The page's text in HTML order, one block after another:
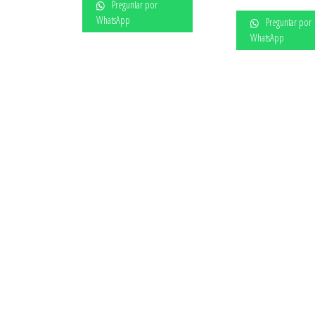
Preguntar por
WhatsApp
Preguntar por
WhatsApp